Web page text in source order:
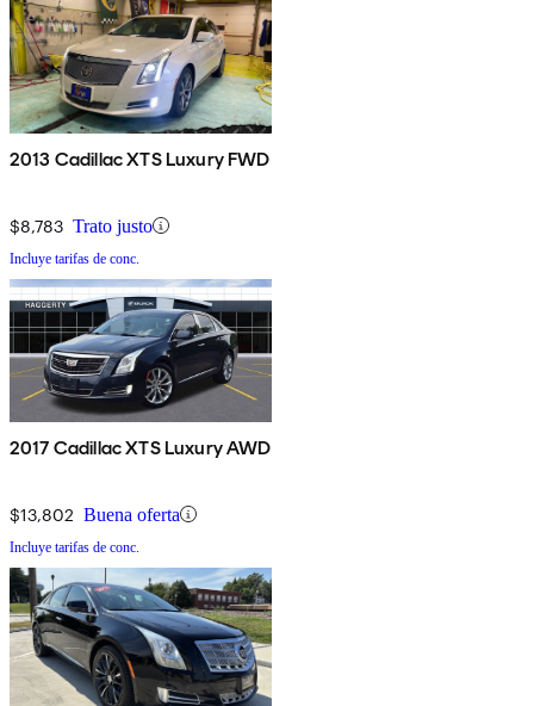
2013 Cadillac XTS Luxury FWD
$8,783 Trato justo
Incluye tarifas de conc.
2017 Cadillac XTS Luxury AWD
$13,802 Buena oferta
Incluye tarifas de conc.